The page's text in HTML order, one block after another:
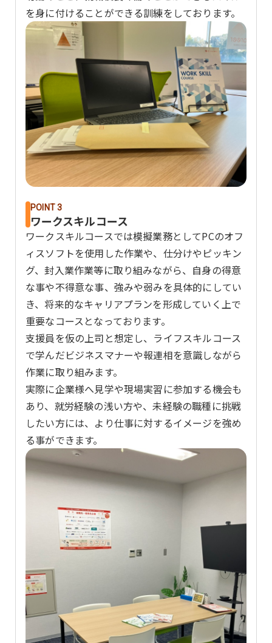
を身に付けることができる訓練をしております。
POINT 3
ワークスキルコース
ワークスキルコースでは模擬業務としてPCのオフ
ィスソフトを使用した作業や、仕分けやピッキン
グ、封入業作業等に取り組みながら、自身の得意
な事や不得意な事、強みや弱みを具体的にしてい
き、将来的なキャリアプランを形成していく上で
重要なコースとなっております。
支援員を仮の上司と想定し、ライフスキルコース
で学んだビジネスマナーや報連相を意識しながら
作業に取り組みます。
実際に企業様へ見学や現場実習に参加する機会も
あり、就労経験の浅い方や、未経験の職種に挑戦
したい方には、より仕事に対するイメージを強め
る事ができます。